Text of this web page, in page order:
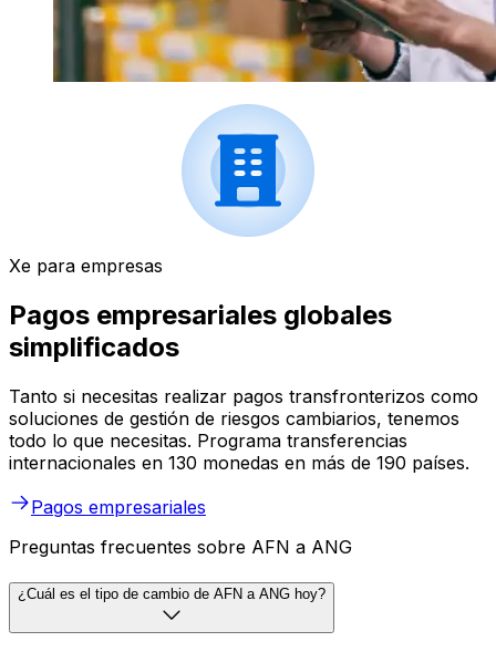
Xe para empresas
Pagos empresariales globales
simplificados
Tanto si necesitas realizar pagos transfronterizos como
soluciones de gestión de riesgos cambiarios, tenemos
todo lo que necesitas. Programa transferencias
internacionales en 130 monedas en más de 190 países.
Pagos empresariales
Preguntas frecuentes sobre AFN a ANG
¿Cuál es el tipo de cambio de AFN a ANG hoy?